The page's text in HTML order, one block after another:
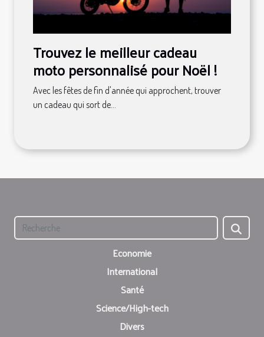
Trouvez le meilleur cadeau
moto personnalisé pour Noël !
Avec les fêtes de fin d'année qui approchent, trouver
un cadeau qui sort de...
Economie
International
Santé
Science/High-tech
Divers